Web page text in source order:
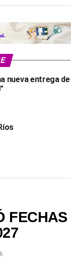
nueva entrega de
FECHAS